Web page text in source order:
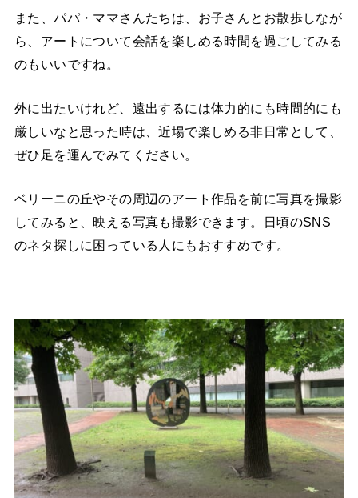
また、パパ・ママさんたちは、お子さんとお散歩しなが
ら、アートについて会話を楽しめる時間を過ごしてみる
のもいいですね。
外に出たいけれど、遠出するには体力的にも時間的にも
厳しいなと思った時は、近場で楽しめる非日常として、
ぜひ足を運んでみてください。
ベリーニの丘やその周辺のアート作品を前に写真を撮影
してみると、映える写真も撮影できます。日頃のSNS
のネタ探しに困っている人にもおすすめです。